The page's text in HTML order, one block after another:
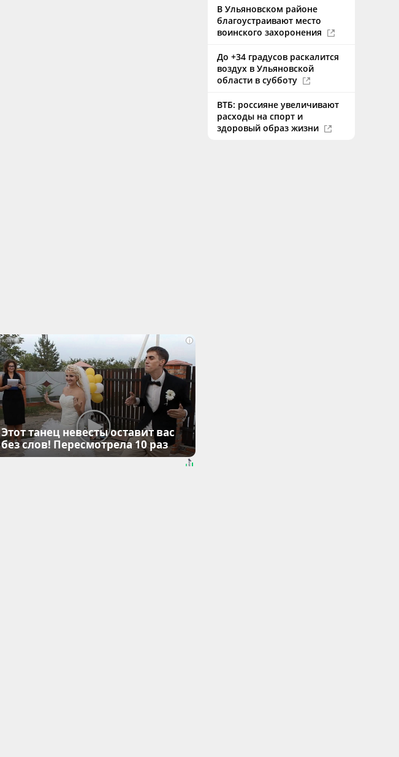
i
Этот танец невесты оставит вас
без слов! Пересмотрела 10 раз
В Ульяновском районе
благоустраивают место
воинского захоронения
До +34 градусов раскалится
воздух в Ульяновской
области в субботу
ВТБ: россияне увеличивают
расходы на спорт и
здоровый образ жизни